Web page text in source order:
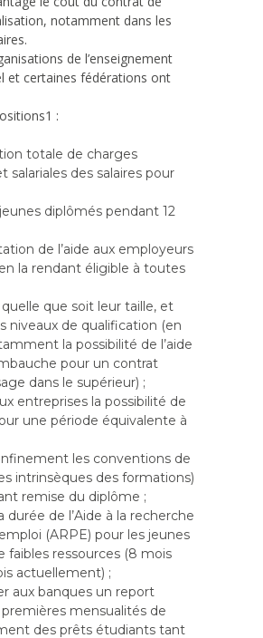
notamment dans les
de l’enseignement
et certaines fédérations ont
:
totale de charges
salariales des salaires pour
diplômés pendant 12
de l’aide aux employeurs
la rendant éligible à toutes
que soit leur taille, et
niveaux de qualification (en
la possibilité de l’aide
pour un contrat
dans le supérieur) ;
entreprises la possibilité de
une période équivalente à
les conventions de
intrinsèques des formations)
remise du diplôme ;
durée de l’Aide à la recherche
(ARPE) pour les jeunes
faibles ressources (8 mois
actuellement) ;
aux banques un report
mensualités de
des prêts étudiants tant